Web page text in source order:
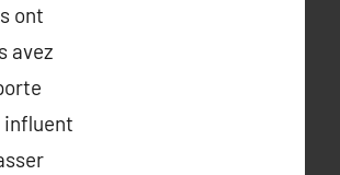
ont
avez
influent